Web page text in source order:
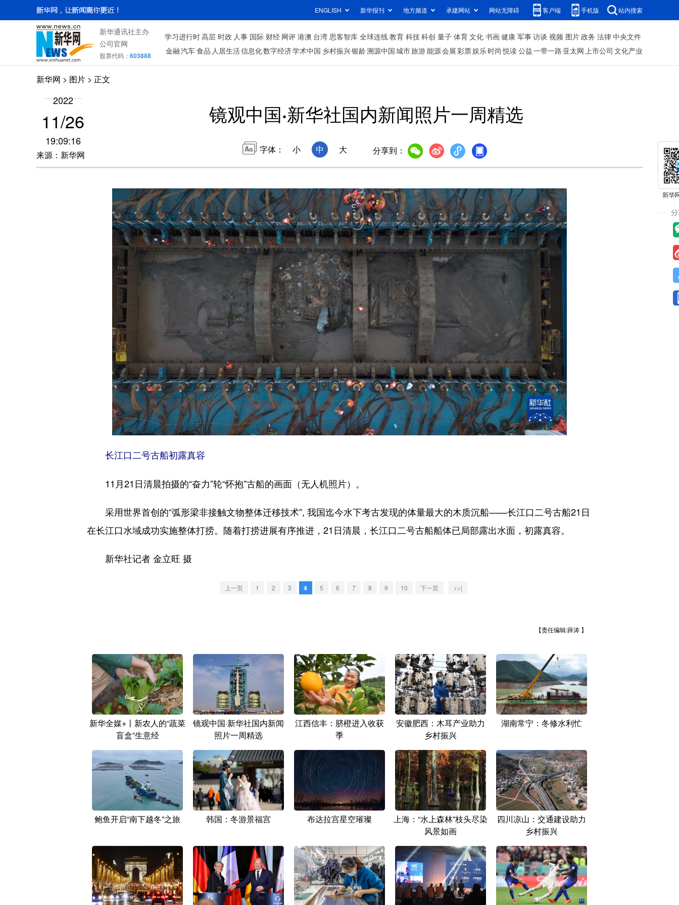
ENGLISH 新华报刊 地方频道 承建网站 网站无障碍 客户端 手机版 站内搜索
新华通讯社主办
公司官网
股票代码： 603888
学习进行时高层 时政 人事 国际 财经 网评 港澳 台湾 思客智库 全球连线教育 科技科创 量子 体育文化 书画健康 军事访谈 视频 图片政务 法律中央文件
金融汽车食品 人居生活信息化数字经济学术中国 乡村振兴银龄溯源中国城市旅游能源会展彩票娱乐时尚 悦读公益一带一路 亚太网上市公司 文化产业
新华网 > 图片 > 正文
2022
11/26
19:09:16
来源：新华网
镜观中国·新华社国内新闻照片一周精选
字体： 小 中 大 分享到：
长江口二号古船初露真容
11月21日清晨拍摄的“奋力”轮“怀抱”古船的画面（无人机照片）。
采用世界首创的“弧形梁非接触文物整体迁移技术”, 我国迄今水下考古发现的体量最大的木质沉船——长江口二号古船21日
在长江口水域成功实施整体打捞。随着打捞进展有序推进，21日清晨，长江口二号古船船体已局部露出水面，初露真容。
新华社记者 金立旺 摄
上一页 1 2 3 4 5 6 7 8 9 10 下一页 >>|
【责任编辑:薛涛 】
新华全媒+丨新农人的“蔬菜
盲盒”生意经
镜观中国·新华社国内新闻
照片一周精选
江西信丰：脐橙进入收获
季
安徽肥西：木耳产业助力
乡村振兴
湖南常宁：冬修水利忙
鲍鱼开启“南下越冬”之旅 韩国：冬游景福宫 布达拉宫星空璀璨
上海：“水上森林”枝头尽染
风景如画
四川凉山：交通建设助力
乡村振兴